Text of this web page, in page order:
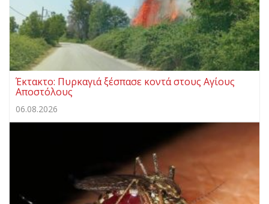
Έκτακτο: Πυρκαγιά ξέσπασε κοντά στους Αγίους
Αποστόλους
06.08.2026